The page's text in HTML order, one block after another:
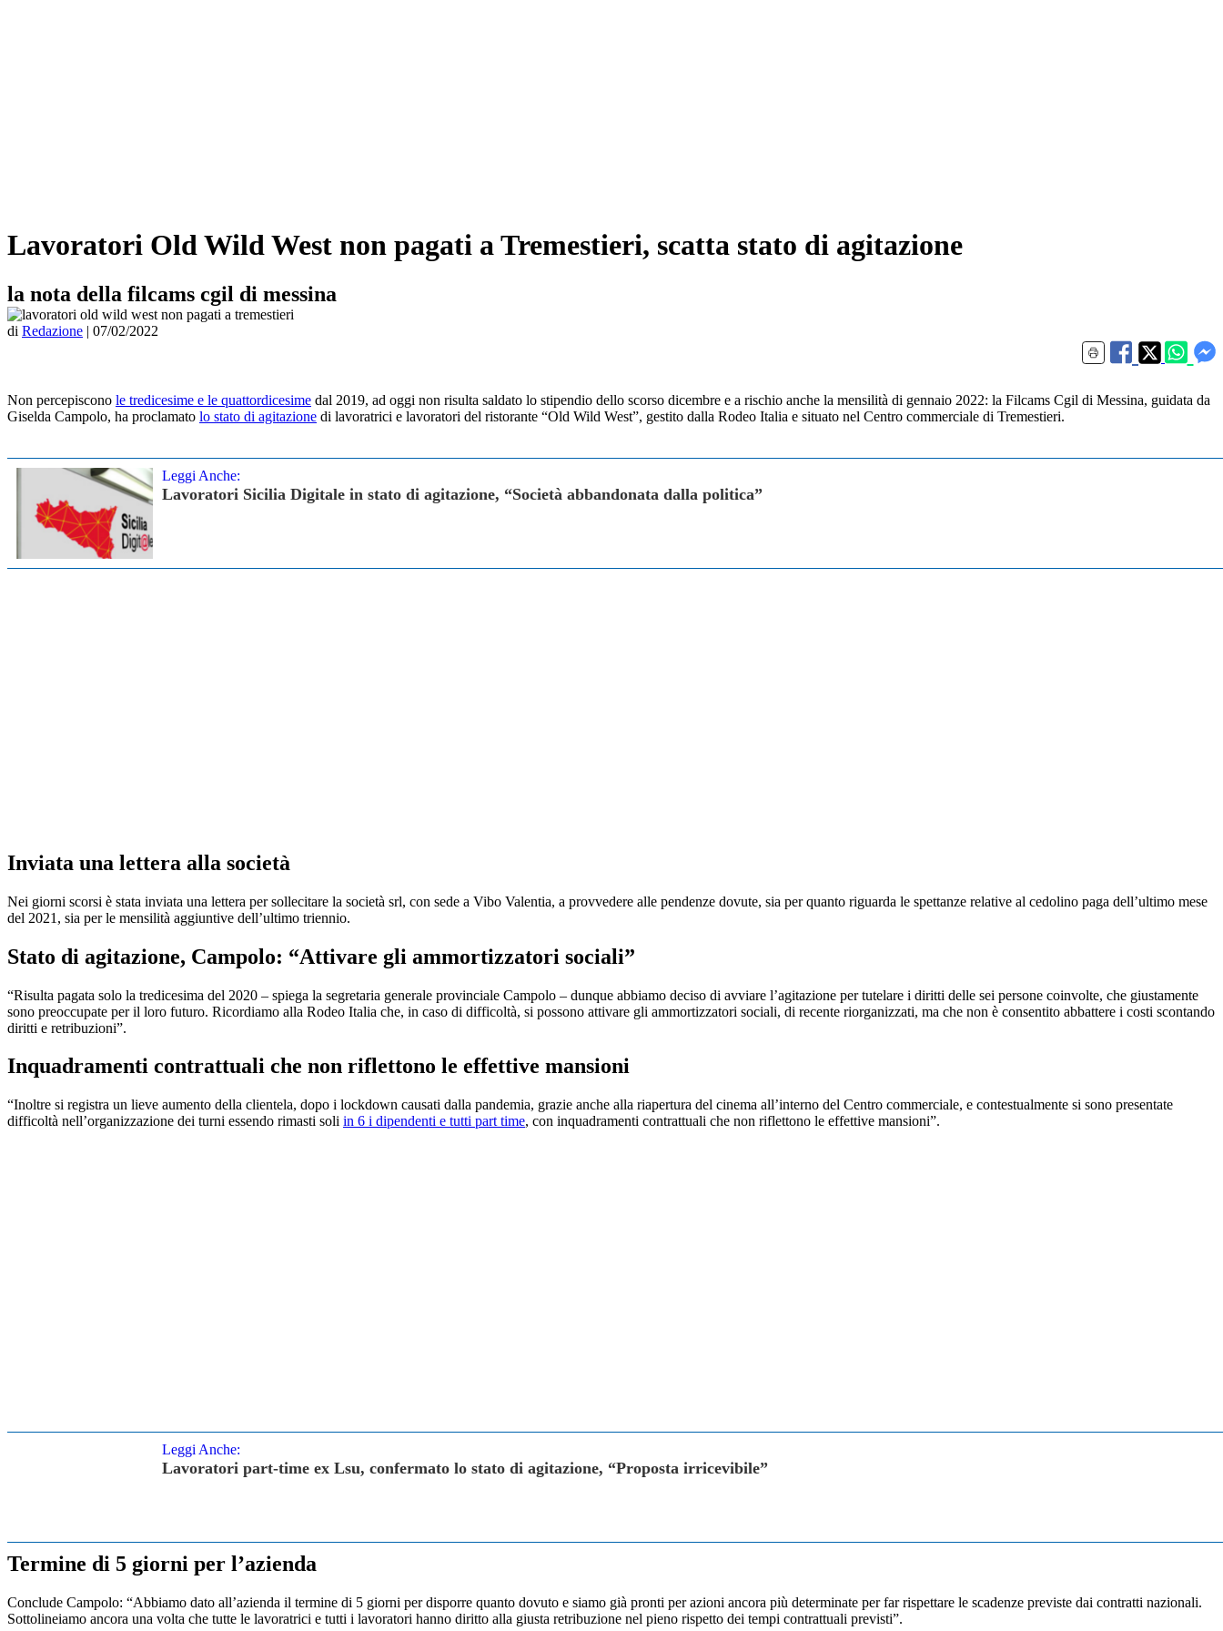
Lavoratori Old Wild West non pagati a Tremestieri, scatta stato di agitazione
la nota della filcams cgil di messina
di Redazione | 07/02/2022
Non percepiscono le tredicesime e le quattordicesime dal 2019, ad oggi non risulta saldato lo stipendio dello scorso dicembre e a rischio anche la mensilità di gennaio 2022: la Filcams Cgil di Messina, guidata da
Giselda Campolo, ha proclamato lo stato di agitazione di lavoratrici e lavoratori del ristorante “Old Wild West”, gestito dalla Rodeo Italia e situato nel Centro commerciale di Tremestieri.
Leggi Anche:
Lavoratori Sicilia Digitale in stato di agitazione, “Società abbandonata dalla politica”
Inviata una lettera alla società
Nei giorni scorsi è stata inviata una lettera per sollecitare la società srl, con sede a Vibo Valentia, a provvedere alle pendenze dovute, sia per quanto riguarda le spettanze relative al cedolino paga dell’ultimo mese
del 2021, sia per le mensilità aggiuntive dell’ultimo triennio.
Stato di agitazione, Campolo: “Attivare gli ammortizzatori sociali”
“Risulta pagata solo la tredicesima del 2020 – spiega la segretaria generale provinciale Campolo – dunque abbiamo deciso di avviare l’agitazione per tutelare i diritti delle sei persone coinvolte, che giustamente
sono preoccupate per il loro futuro. Ricordiamo alla Rodeo Italia che, in caso di difficoltà, si possono attivare gli ammortizzatori sociali, di recente riorganizzati, ma che non è consentito abbattere i costi scontando
diritti e retribuzioni”.
Inquadramenti contrattuali che non riflettono le effettive mansioni
“Inoltre si registra un lieve aumento della clientela, dopo i lockdown causati dalla pandemia, grazie anche alla riapertura del cinema all’interno del Centro commerciale, e contestualmente si sono presentate
difficoltà nell’organizzazione dei turni essendo rimasti soli in 6 i dipendenti e tutti part time, con inquadramenti contrattuali che non riflettono le effettive mansioni”.
Leggi Anche:
Lavoratori part-time ex Lsu, confermato lo stato di agitazione, “Proposta irricevibile”
Termine di 5 giorni per l’azienda
Conclude Campolo: “Abbiamo dato all’azienda il termine di 5 giorni per disporre quanto dovuto e siamo già pronti per azioni ancora più determinate per far rispettare le scadenze previste dai contratti nazionali.
Sottolineiamo ancora una volta che tutte le lavoratrici e tutti i lavoratori hanno diritto alla giusta retribuzione nel pieno rispetto dei tempi contrattuali previsti”.